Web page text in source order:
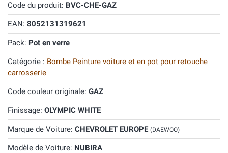
Code du produit: BVC-CHE-GAZ
EAN: 8052131319621
Pack: Pot en verre
Catégorie : Bombe Peinture voiture et en pot pour retouche
carrosserie
Code couleur originale: GAZ
Finissage: OLYMPIC WHITE
Marque de Voiture: CHEVROLET EUROPE (DAEWOO)
Modèle de Voiture: NUBIRA